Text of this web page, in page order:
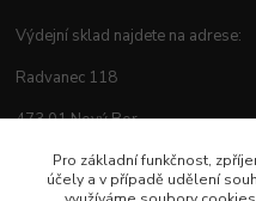
Výdejní sklad najdete na adrese:
Radvanec 118
473 01 Nový Bor
tel: +420 605 283 713
Pro základní funkčnost,
účely a v případě udělení